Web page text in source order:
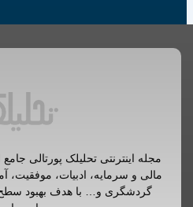
مجله اینترنتی تحلیلک پورتالی
مالی و سرمایه، ادبیات،
گردشگری و… با هدف بهبود